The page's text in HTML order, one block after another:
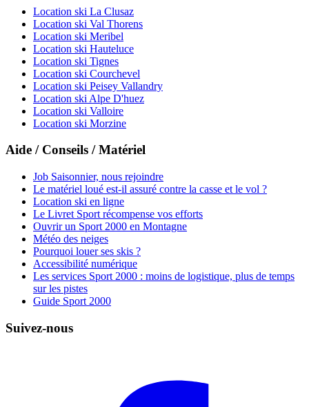
Location ski La Clusaz
Location ski Val Thorens
Location ski Meribel
Location ski Hauteluce
Location ski Tignes
Location ski Courchevel
Location ski Peisey Vallandry
Location ski Alpe D'huez
Location ski Valloire
Location ski Morzine
Aide / Conseils / Matériel
Job Saisonnier, nous rejoindre
Le matériel loué est-il assuré contre la casse et le vol ?
Location ski en ligne
Le Livret Sport récompense vos efforts
Ouvrir un Sport 2000 en Montagne
Météo des neiges
Pourquoi louer ses skis ?
Accessibilité numérique
Les services Sport 2000 : moins de logistique, plus de temps
sur les pistes
Guide Sport 2000
Suivez-nous